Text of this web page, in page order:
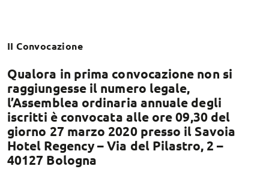
II Convocazione
Qualora in prima convocazione non si
raggiungesse il numero legale,
l’Assemblea ordinaria annuale degli
iscritti è convocata alle ore 09,30 del
giorno 27 marzo 2020 presso il Savoia
Hotel Regency – Via del Pilastro, 2 –
40127 Bologna